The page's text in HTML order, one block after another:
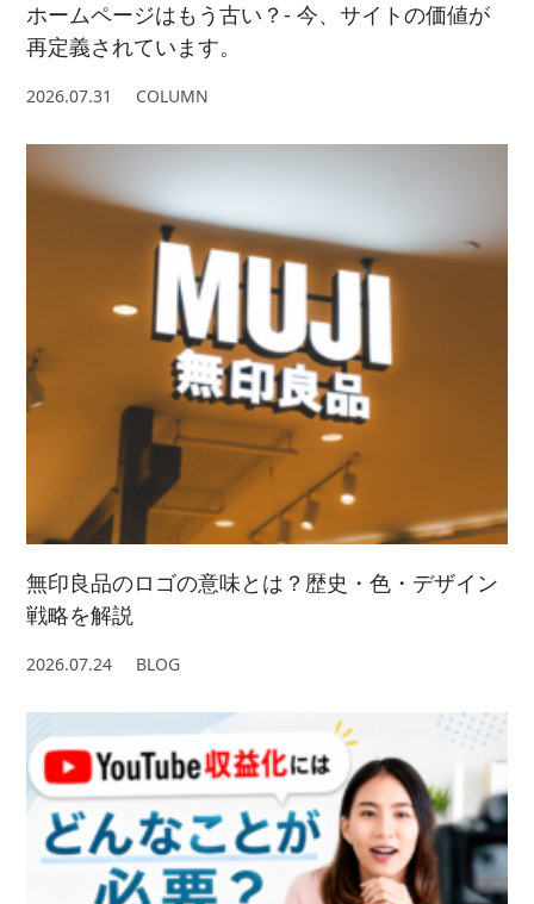
ホームページはもう古い？- 今、サイトの価値が
再定義されています。
2026.07.31 COLUMN
無印良品のロゴの意味とは？歴史・色・デザイン
戦略を解説
2026.07.24 BLOG